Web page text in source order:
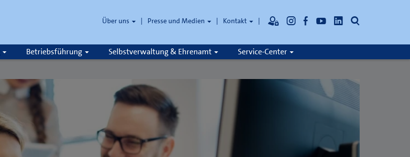
Über uns Presse und Medien Kontakt
Betriebsführung Selbstverwaltung & Ehrenamt Service-Center